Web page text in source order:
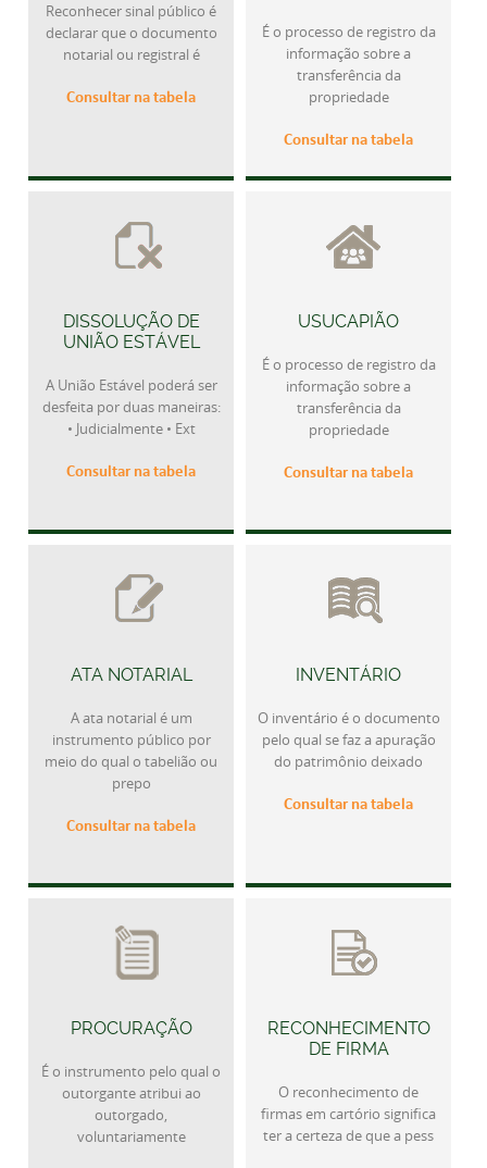
Reconhecer sinal público é
declarar que o documento
notarial ou registral é
Consultar na tabela
É o processo de registro da
informação sobre a
transferência da
propriedade
Consultar na tabela
DISSOLUÇÃO DE
UNIÃO ESTÁVEL
A União Estável poderá ser
desfeita por duas maneiras:
• Judicialmente • Ext
Consultar na tabela
USUCAPIÃO
É o processo de registro da
informação sobre a
transferência da
propriedade
Consultar na tabela
ATA NOTARIAL
A ata notarial é um
instrumento público por
meio do qual o tabelião ou
prepo
Consultar na tabela
INVENTÁRIO
O inventário é o documento
pelo qual se faz a apuração
do patrimônio deixado
Consultar na tabela
PROCURAÇÃO
É o instrumento pelo qual o
outorgante atribui ao
outorgado,
voluntariamente
RECONHECIMENTO
DE FIRMA
O reconhecimento de
firmas em cartório significa
ter a certeza de que a pess